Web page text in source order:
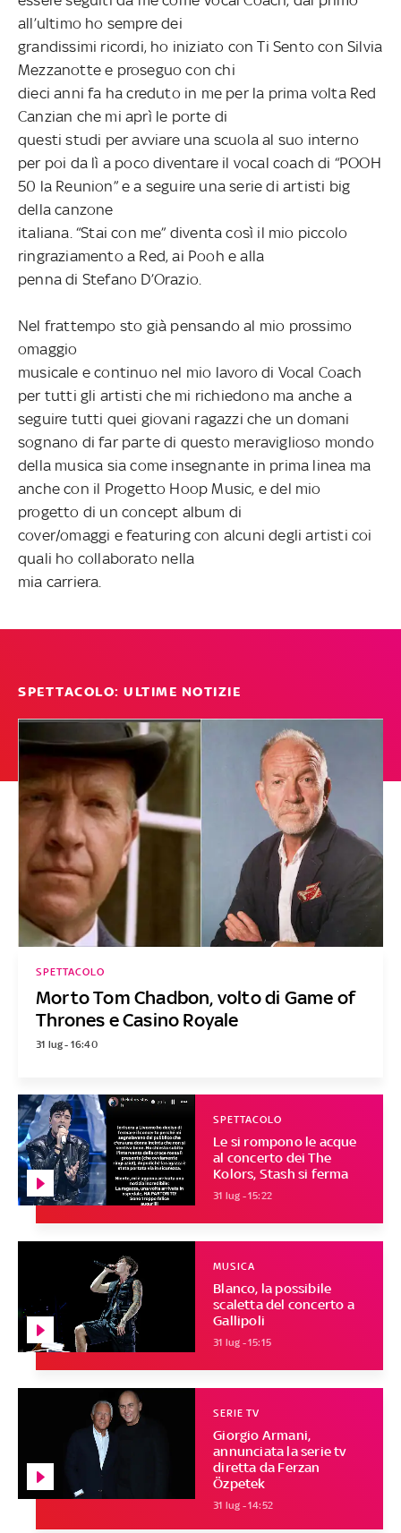
all’ultimo ho sempre dei
grandissimi ricordi, ho iniziato con Ti Sento con Silvia
Mezzanotte e proseguo con chi
dieci anni fa ha creduto in me per la prima volta Red
Canzian che mi aprì le porte di
questi studi per avviare una scuola al suo interno
per poi da lì a poco diventare il vocal coach di “POOH
50 la Reunion” e a seguire una serie di artisti big
della canzone
italiana. “Stai con me” diventa così il mio piccolo
ringraziamento a Red, ai Pooh e alla
penna di Stefano D’Orazio.
Nel frattempo sto già pensando al mio prossimo
omaggio
musicale e continuo nel mio lavoro di Vocal Coach
per tutti gli artisti che mi richiedono ma anche a
seguire tutti quei giovani ragazzi che un domani
sognano di far parte di questo meraviglioso mondo
della musica sia come insegnante in prima linea ma
anchecon il Progetto Hoop Music, e del mio
progetto di un concept album di
cover/omaggi e featuring con alcuni degli artisti coi
quali ho collaborato nella
mia carriera.
SPETTACOLO: ULTIME NOTIZIE
Morto Tom Chadbon, volto di Game of
Thrones e Casino Royale
SPETTACOLO
31 lug - 16:40
Le si rompono le acque
al concerto dei The
Kolors, Stash si ferma
SPETTACOLO
31 lug - 15:22
Blanco, la possibile
scaletta del concerto a
Gallipoli
MUSICA
31 lug - 15:15
Giorgio Armani,
annunciata la serie tv
diretta da Ferzan
Özpetek
SERIE TV
31 lug - 14:52